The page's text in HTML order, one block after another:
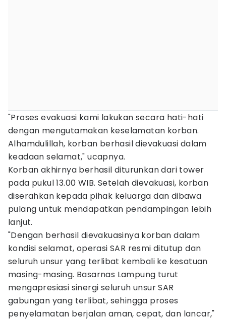
"Proses evakuasi kami lakukan secara hati-hati
dengan mengutamakan keselamatan korban.
Alhamdulillah, korban berhasil dievakuasi dalam
keadaan selamat," ucapnya.
Korban akhirnya berhasil diturunkan dari tower
pada pukul 13.00 WIB. Setelah dievakuasi, korban
diserahkan kepada pihak keluarga dan dibawa
pulang untuk mendapatkan pendampingan lebih
lanjut.
"Dengan berhasil dievakuasinya korban dalam
kondisi selamat, operasi SAR resmi ditutup dan
seluruh unsur yang terlibat kembali ke kesatuan
masing-masing. Basarnas Lampung turut
mengapresiasi sinergi seluruh unsur SAR
gabungan yang terlibat, sehingga proses
penyelamatan berjalan aman, cepat, dan lancar,"